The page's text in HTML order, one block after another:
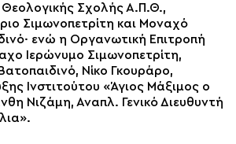
Σχολής Α.Π.Θ.,
Σιμωνοπετρίτη και Μοναχό
ενώ η Οργανωτική Επιτροπή
Ιερώνυμο Σιμωνοπετρίτη,
Νίκο Γκουράρο,
Ινστιτούτου «Άγιος Μάξιμος ο
Νιζάμη, Αναπλ. Γενικό Διευθυντή